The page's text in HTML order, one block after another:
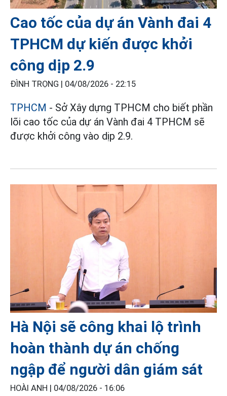
Cao tốc của dự án Vành đai 4
TPHCM dự kiến được khởi
công dịp 2.9
ĐÌNH TRỌNG | 04/08/2026 - 22:15
TPHCM - Sở Xây dựng TPHCM cho biết phần
lõi cao tốc của dự án Vành đai 4 TPHCM sẽ
được khởi công vào dịp 2.9.
Hà Nội sẽ công khai lộ trình
hoàn thành dự án chống
ngập để người dân giám sát
HOÀI ANH | 04/08/2026 - 16:06